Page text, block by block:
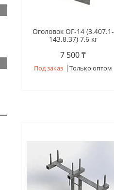
Оголовок ОГ-14 (3.407.1-
143.8.37) 7,6 кг
7 500 ₸
Под заказ Только оптом